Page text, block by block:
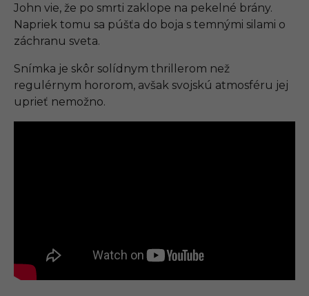
John vie, že po smrti zaklope na pekelné brány.
Napriek tomu sa púšťa do boja s temnými silami o
záchranu sveta.
Snímka je skôr solídnym thrillerom než
regulérnym hororom, avšak svojskú atmosféru jej
uprieť nemožno.